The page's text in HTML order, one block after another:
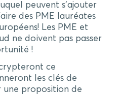
peuvent s’ajouter
des PME lauréates
Les PME et
ne doivent pas passer
!
ce
les clés de
une proposition de